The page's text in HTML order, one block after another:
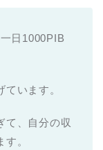
日1000PIB
います。
て、自分の収
。